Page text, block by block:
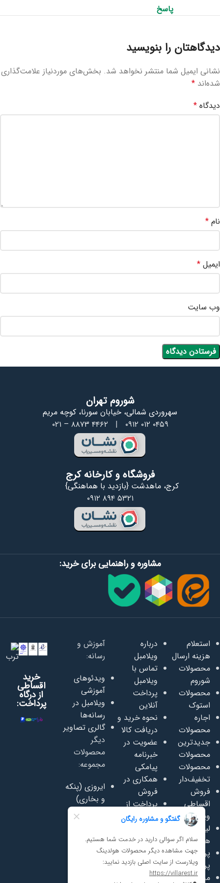
پاسخ
دیدگاهتان را بنویسید
نشانی ایمیل شما منتشر نخواهد شد. بخش‌های موردنیاز علامت‌گذاری
شده‌اند *
دیدگاه *
نام *
ایمیل *
وب‌ سایت
شوروم تهران
سهروردی شمالی، خیابان سورنا، کوچه مریم
۰۲۱ – ۸۸۷۳ ۴۴۶۲ | ۰۹۱۲ ۰۱۲ ۰۴۵۹
فروشگاه و کارخانه کرج
کرج، ماهدشت {بازدید با هماهنگی}
۰۹۱۲ ۸۹۴ ۵۳۲۱
مشاوره و راهنمایی برای خرید:
استعلام
هزینه ارسال
محصولات
شوروم
محصولات
استوک
اجاره
محصولات
جدیدترین
محصولات
محصولات
تخفیف‌دار
فروش
اقساطی
ویلامبل
لیست قیمت
همکاری
پرسش‌های
پرتکرار
محصولات
درباره
ویلامبل
تماس با
ویلامبل
پرداخت
آنلاین
نحوه خرید و
دریافت کالا
عضویت در
خبرنامه
پیامکی
همکاری در
فروش
پرداخت از
اعتبار روبیکا
رضایت
مشتریان
مجله ویلامبل
دانلود
آموزش و
رسانه:
ویدئوهای
آموزشی
ویلامبل در
رسانه‌ها
گالری تصاویر
دیگر
محصولات
مجموعه:
ایروزی (پنکه
و بخاری)
وفروش
مبلمان)
سافت پلی
خرید
اقساطی
از درگاه
پرداخت: